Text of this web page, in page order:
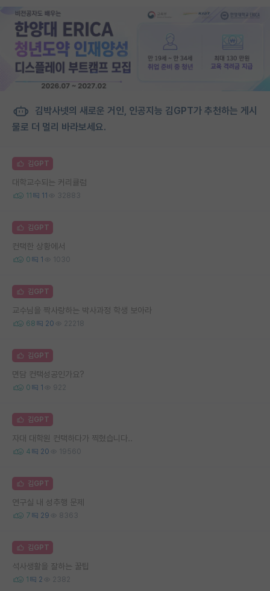
김박사넷의 새로운 거인, 인공지능 김GPT가 추천하는 게시
물로 더 멀리 바라보세요.
김GPT
대학교수되는 커리큘럼
11 11 32883
김GPT
컨택한 상황에서
0 1 1030
김GPT
교수님을 짝사랑하는 박사과정 학생 보아라
68 20 22218
김GPT
면담 컨택성공인가요?
0 1 922
김GPT
자대 대학원 컨택하다가 찍혔습니다..
4 20 19560
김GPT
연구실 내 성추행 문제
7 29 8363
김GPT
석사생활을 잘하는 꿀팁
1 2 2382